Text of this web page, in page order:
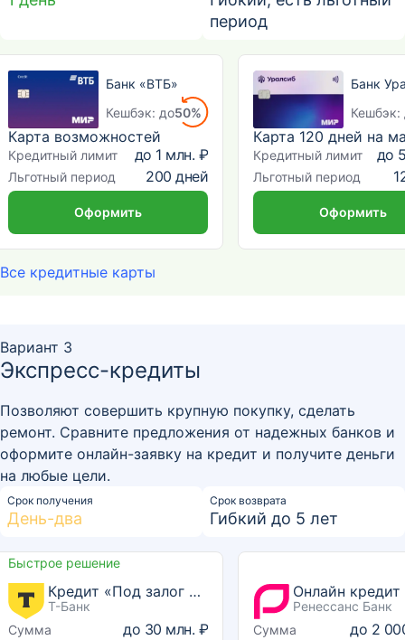
период
Банк «ВТБ»
Кешбэк: до50%
Карта возможностей
Кредитный лимит до 1 млн. ₽
Льготный период 200 дней
Оформить
Банк
Кешбэк:
Кредитный лимит до
Льготный период
Оформить
Все кредитные карты
Вариант 3
Экспресс-кредиты
Позволяют совершить крупную покупку, сделать
ремонт. Сравните предложения от надежных банков и
оформите онлайн-заявку на кредит и получите деньги
на любые цели.
Срок получения
День-два
Срок возврата
Гибкий до 5 лет
Быстрое решение
Кредит «Под залог квартиры»
Т-Банк
Сумма
до 30 млн. ₽
Онлайн кредит
Ренессанс Банк
Сумма
до 2